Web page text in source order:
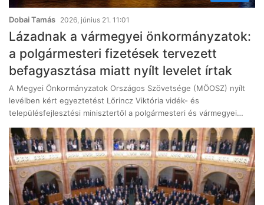
Dobai Tamás 2026, június 21. 11:01
Lázadnak a vármegyei önkormányzatok:
a polgármesteri fizetések tervezett
befagyasztása miatt nyílt levelet írtak
A Megyei Önkormányzatok Országos Szövetsége (MÖOSZ) nyílt
levélben kért egyeztetést Lőrincz Viktória vidék- és
településfejlesztési minisztertől a polgármesteri és vármegyei…